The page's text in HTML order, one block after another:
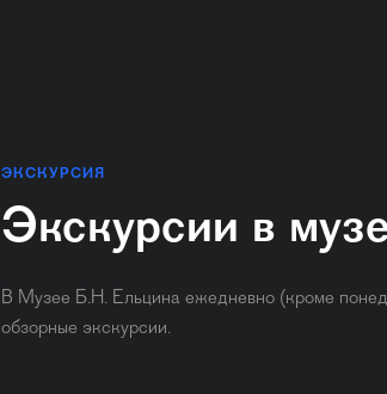
ЭКСКУРСИЯ
Экскурсии в
В Музее Б.Н. Ельцина ежедневно (кроме
обзорные экскурсии.